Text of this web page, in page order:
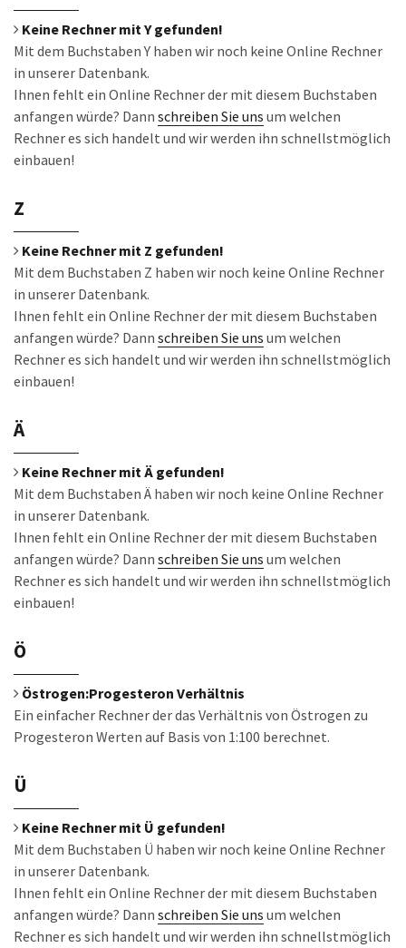
Keine Rechner mit Y gefunden!
Mit dem Buchstaben Y haben wir noch keine Online Rechner
in unserer Datenbank.
Ihnen fehlt ein Online Rechner der mit diesem Buchstaben
anfangen würde? Dann schreiben Sie uns um welchen
Rechner es sich handelt und wir werden ihn schnellstmöglich
einbauen!
Z
Keine Rechner mit Z gefunden!
Mit dem Buchstaben Z haben wir noch keine Online Rechner
in unserer Datenbank.
Ihnen fehlt ein Online Rechner der mit diesem Buchstaben
anfangen würde? Dann schreiben Sie uns um welchen
Rechner es sich handelt und wir werden ihn schnellstmöglich
einbauen!
Ä
Keine Rechner mit Ä gefunden!
Mit dem Buchstaben Ä haben wir noch keine Online Rechner
in unserer Datenbank.
Ihnen fehlt ein Online Rechner der mit diesem Buchstaben
anfangen würde? Dann schreiben Sie uns um welchen
Rechner es sich handelt und wir werden ihn schnellstmöglich
einbauen!
Ö
Östrogen:Progesteron Verhältnis
Ein einfacher Rechner der das Verhältnis von Östrogen zu
Progesteron Werten auf Basis von 1:100 berechnet.
Ü
Keine Rechner mit Ü gefunden!
Mit dem Buchstaben Ü haben wir noch keine Online Rechner
in unserer Datenbank.
Ihnen fehlt ein Online Rechner der mit diesem Buchstaben
anfangen würde? Dann schreiben Sie uns um welchen
Rechner es sich handelt und wir werden ihn schnellstmöglich